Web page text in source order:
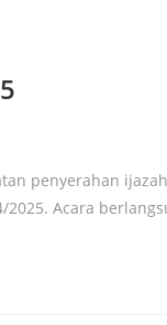
penyerahan
2025. Acara